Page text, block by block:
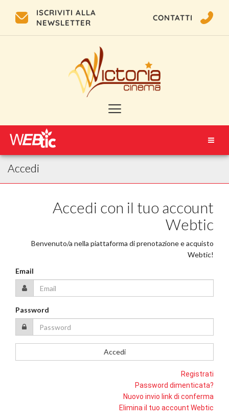
ISCRIVITI ALLA
NEWSLETTER
CONTATTI